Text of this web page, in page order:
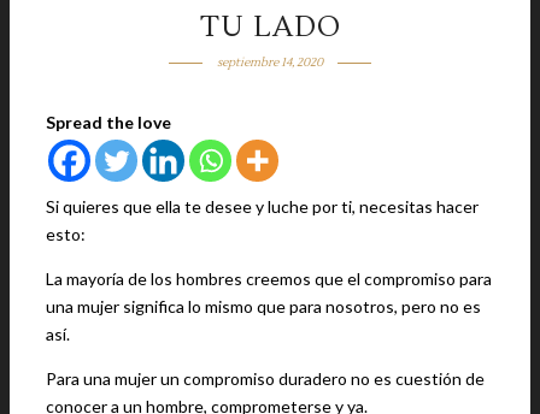
TU LADO
septiembre 14, 2020
Spread the love
Si quieres que ella te desee y luche por ti, necesitas hacer
esto:
La mayoría de los hombres creemos que el compromiso para
una mujer significa lo mismo que para nosotros, pero no es
así.
Para una mujer un compromiso duradero no es cuestión de
conocer a un hombre, comprometerse y ya.